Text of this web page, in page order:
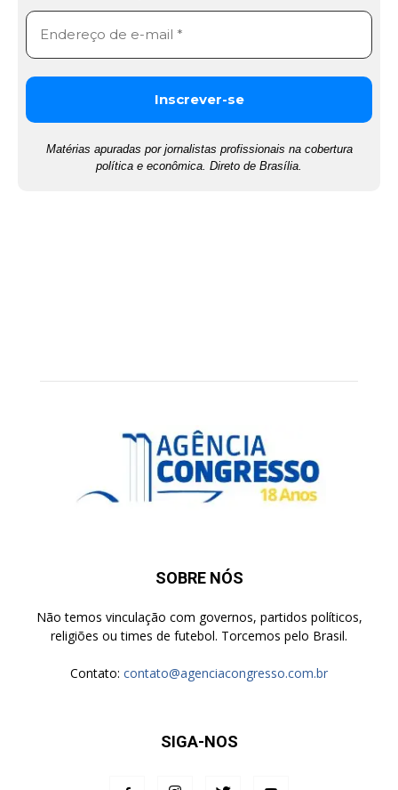
Matérias apuradas por jornalistas profissionais na cobertura
política e econômica. Direto de Brasília.
SOBRE NÓS
Não temos vinculação com governos, partidos políticos,
religiões ou times de futebol. Torcemos pelo Brasil.
Contato: contato@agenciacongresso.com.br
SIGA-NOS